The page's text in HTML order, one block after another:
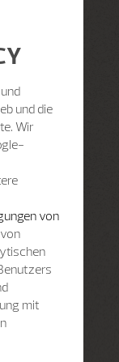
und die
Wir
von
mit